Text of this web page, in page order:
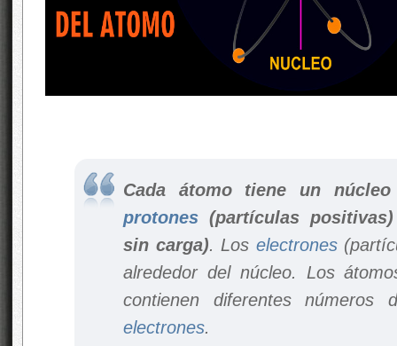
Cada átomo tiene un
protones (partículas
sin carga). Los electrones
alrededor del núcleo. Los
contienen diferentes números
electrones.